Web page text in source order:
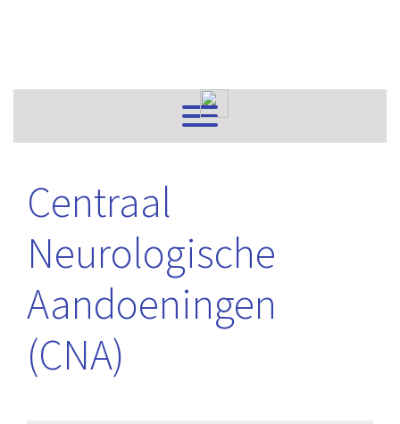
Centraal
Neurologische
Aandoeningen
(CNA)